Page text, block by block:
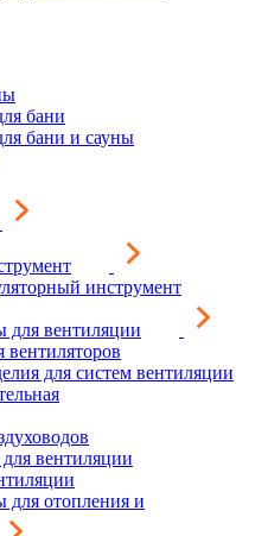
бани
бани и сауны
инструмент
для вентиляции
вентиляторов
для систем вентиляции
вентиляции
для отопления и